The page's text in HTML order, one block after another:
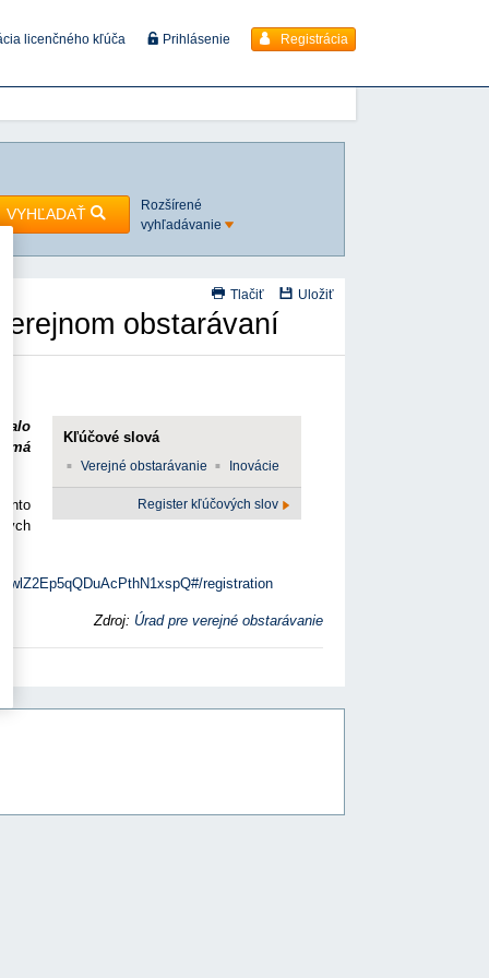
licenčného kľúča Prihlásenie Registrácia
VYHĽADAŤ
Rozšírené
vyhľadávanie
Tlačiť
Uložiť
obstarávaní
Kľúčové slová
Verejné obstarávanie Inovácie
Register kľúčových slov
má
registration
Zdroj: Úrad pre verejné obstarávanie